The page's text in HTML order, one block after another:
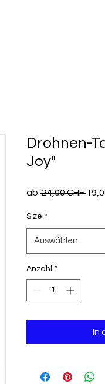
Drohnen-
Joy"
ab 24,00 CHF
Size *
Auswählen
Anzahl *
In